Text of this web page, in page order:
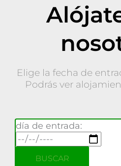
Elige la fecha de
Podrás ver
día de entrada: